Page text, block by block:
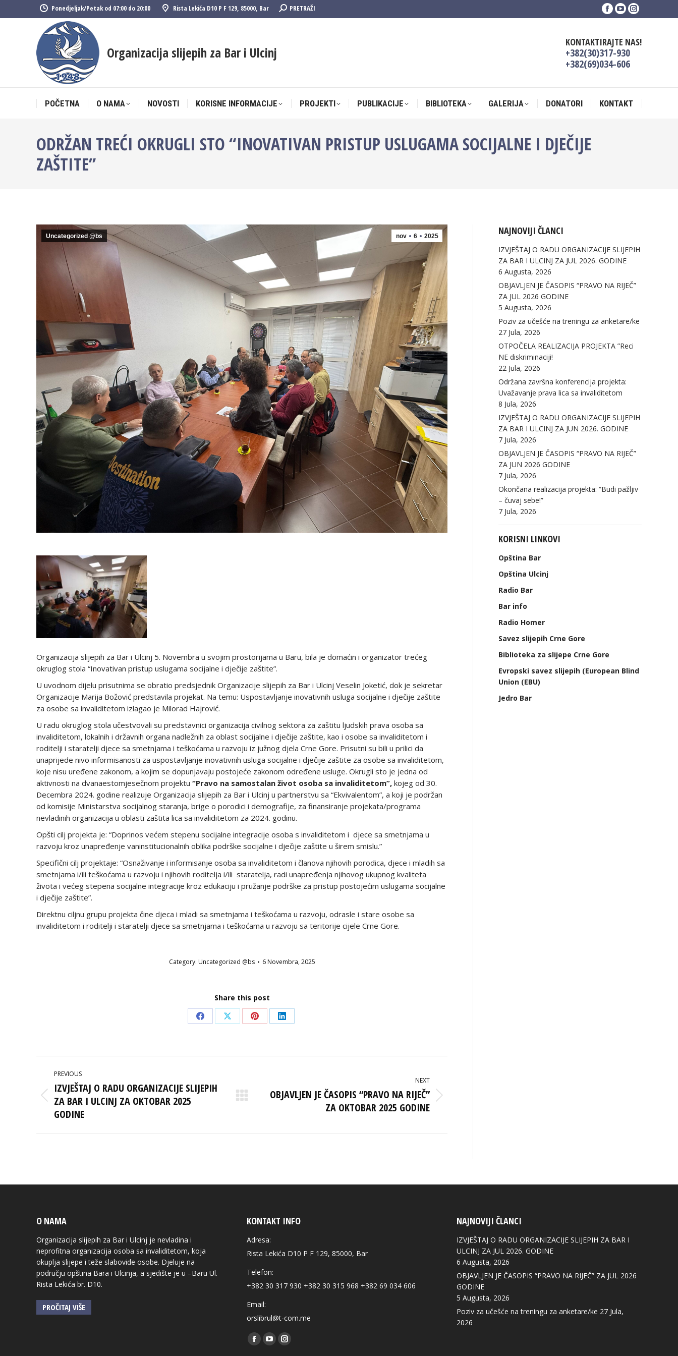
Ponedjeljak/Petak od 07:00 do 20:00 Rista Lekića D10 P F 129, 85000, Bar Search:PRETRAŽI
Facebook
in
new
window
YouTube
in
new
window
Instagram
in
Organizacija slijepih za Bar i Ulcinj
KONTAKTIRAJTE NAS!
+382(30)317-930
+382(69)034-606
POČETNA O NAMA NOVOSTI KORISNE INFORMACIJE PROJEKTI PUBLIKACIJE BIBLIOTEKA GALERIJA DONATORI KONTAKT
ODRŽAN TREĆI OKRUGLI STO “INOVATIVAN PRISTUP USLUGAMA SOCIJALNE I DJEČIJE
ZAŠTITE”
nov 6 2025
Uncategorized @bs
Organizacija slijepih za Bar i Ulcinj 5. Novembra u svojim prostorijama u Baru, bila je domaćin i organizator trećeg
okruglog stola “Inovativan pristup uslugama socijalne i dječije zaštite”.
U uvodnom dijelu prisutnima se obratio predsjednik Organizacije slijepih za Bar i Ulcinj Veselin Joketić, dok je sekretar
Organizacije Marija Božović predstavila projekat. Na temu: Uspostavljanje inovativnih usluga socijalne i dječije zaštite
za osobe sa invaliditetom izlagao je Milorad Hajrović.
U radu okruglog stola učestvovali su predstavnici organizacija civilnog sektora za zaštitu ljudskih prava osoba sa
invaliditetom, lokalnih i državnih organa nadležnih za oblast socijalne i dječije zaštite, kao i osobe sa invaliditetom i
roditelji i staratelji djece sa smetnjama i teškoćama u razvoju iz južnog djela Crne Gore. Prisutni su bili u prilici da
unaprijede nivo informisanosti za uspostavljanje inovativnih usluga socijalne i dječije zaštite za osobe sa invaliditetom,
koje nisu uređene zakonom, a kojim se dopunjavaju postojeće zakonom određene usluge. Okrugli sto je jedna od
aktivnosti na dvanaestomjesečnom projektu “Pravo na samostalan život osoba sa invaliditetom”, kojeg od 30.
Decembra 2024. godine realizuje Organizacija slijepih za Bar i Ulcinj u partnerstvu sa “Ekvivalentom”, a koji je podržan
od komisije Ministarstva socijalnog staranja, brige o porodici i demografije, za finansiranje projekata/programa
nevladinih organizacija u oblasti zaštita lica sa invaliditetom za 2024. godinu.
Opšti cilj projekta je: “Doprinos većem stepenu socijalne integracije osoba s invaliditetom i djece sa smetnjama u
razvoju kroz unapređenje vaninstitucionalnih oblika podrške socijalne i dječije zaštite u širem smislu.”
Specifični cilj projektaje: “Osnaživanje i informisanje osoba sa invaliditetom i članova njihovih porodica, djece i mladih sa
smetnjama i/ili teškoćama u razvoju i njihovih roditelja i/ili staratelja, radi unapređenja njihovog ukupnog kvaliteta
života i većeg stepena socijalne integracije kroz edukaciju i pružanje podrške za pristup postojećim uslugama socijalne
i dječije zaštite”.
Direktnu ciljnu grupu projekta čine djeca i mladi sa smetnjama i teškoćama u razvoju, odrasle i stare osobe sa
invaliditetom i roditelji i staratelji djece sa smetnjama i teškoćama u razvoju sa teritorije cijele Crne Gore.
Category: Uncategorized @bs 6 Novembra, 2025
Share this post
Share
Facebook
Share
X
Share
Pinterest
Share
LinkedIn
POST
NAVIGATION
PREVIOUS
Previous
post:
IZVJEŠTAJ O RADU ORGANIZACIJE SLIJEPIH
ZA BAR I ULCINJ ZA OKTOBAR 2025
GODINE
NEXT
Next
OBJAVLJEN JE ČASOPIS “PRAVO NA RIJEČ”
ZA OKTOBAR 2025 GODINE
NAJNOVIJI ČLANCI
IZVJEŠTAJ O RADU ORGANIZACIJE SLIJEPIH
ZA BAR I ULCINJ ZA JUL 2026. GODINE
6 Augusta, 2026
OBJAVLJEN JE ČASOPIS “PRAVO NA RIJEČ”
ZA JUL 2026 GODINE
5 Augusta, 2026
Poziv za učešće na treningu za anketare/ke
27 Jula, 2026
OTPOČELA REALIZACIJA PROJEKTA ”Reci
NE diskriminaciji!
22 Jula, 2026
Održana završna konferencija projekta:
Uvažavanje prava lica sa invaliditetom
8 Jula, 2026
IZVJEŠTAJ O RADU ORGANIZACIJE SLIJEPIH
ZA BAR I ULCINJ ZA JUN 2026. GODINE
7 Jula, 2026
OBJAVLJEN JE ČASOPIS “PRAVO NA RIJEČ”
ZA JUN 2026 GODINE
7 Jula, 2026
Okončana realizacija projekta: “Budi pažljiv
– čuvaj sebe!”
7 Jula, 2026
KORISNI LINKOVI
Opština Bar
Opština Ulcinj
Radio Bar
Bar info
Radio Homer
Savez slijepih Crne Gore
Biblioteka za slijepe Crne Gore
Evropski savez slijepih (European Blind
Union (EBU)
Jedro Bar
O NAMA
Organizacija slijepih za Bar i Ulcinj je nevladina i
neprofitna organizacija osoba sa invaliditetom, koja
okuplja slijepe i teže slabovide osobe. Djeluje na
području opština Bara i Ulcinja, a sjedište je u –Baru Ul.
Rista Lekića br. D10.
PROČITAJ VIŠE
KONTAKT INFO
Adresa:
Rista Lekića D10 P F 129, 85000, Bar
Telefon:
+382 30 317 930 +382 30 315 968 +382 69 034 606
Email:
orslibrul@t-com.me
Find us on:
Facebook
YouTubeInstagram
NAJNOVIJI ČLANCI
IZVJEŠTAJ O RADU ORGANIZACIJE SLIJEPIH ZA BAR I
ULCINJ ZA JUL 2026. GODINE
6 Augusta, 2026
OBJAVLJEN JE ČASOPIS “PRAVO NA RIJEČ” ZA JUL 2026
GODINE
5 Augusta, 2026
Poziv za učešće na treningu za anketare/ke 27 Jula,
2026
POČETNA O NAMA NOVOSTI KORISNE INFORMACIJE PROJEKTI PUBLIKACIJE BIBLIOTEKA GALERIJA DONATORI KONTAKT